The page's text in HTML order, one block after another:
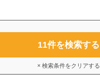
11件を検索する
× 検索条件をクリアする